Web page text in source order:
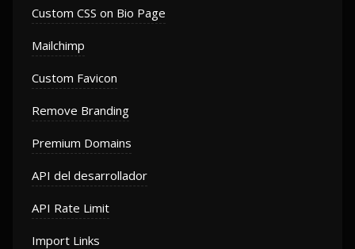
Custom CSS on Bio Page
Mailchimp
Custom Favicon
Remove Branding
Premium Domains
API del desarrollador
API Rate Limit
Import Links